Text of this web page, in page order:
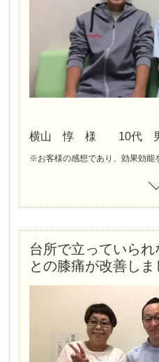
横山 惇 様 10代
※お客様の感想であり、効果効能
台所で立っていら
との膝痛が改善しま